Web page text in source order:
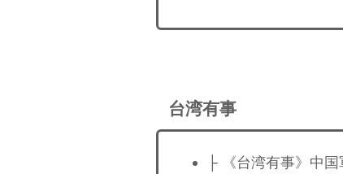
台湾有事
├ 《台湾有事》中